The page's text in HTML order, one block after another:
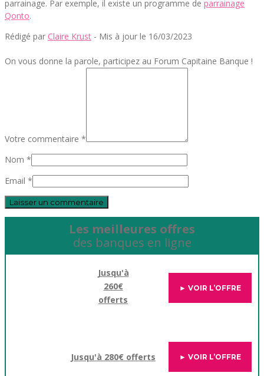
parrainage. Par exemple, il existe un programme de parrainage
Qonto.
Rédigé par Claire Krust - Mis à jour le 16/03/2023
On vous donne la parole, participez au Forum Capitaine Banque !
Votre commentaire *
Nom *
Email *
Les meilleures offres
des banques en ligne
Jusqu'à
260€
offerts
► VOIR L’OFFRE
Jusqu'à 280€ offerts ► VOIR L’OFFRE